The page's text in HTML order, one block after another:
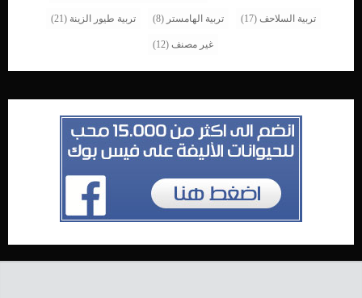
تربية السلاحف (17) تربية الهامستر (8) تربية طيور الزينة (21)
غير مصنف (12)